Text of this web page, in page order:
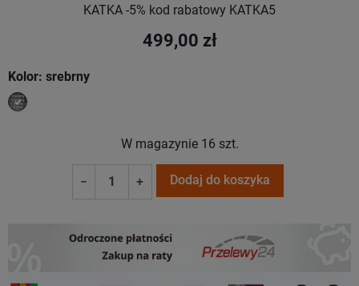
KATKA -5% kod rabatowy KATKA5
499,00 zł
Kolor: srebrny
srebrny
W magazynie 16 szt.
− + Dodaj do koszyka